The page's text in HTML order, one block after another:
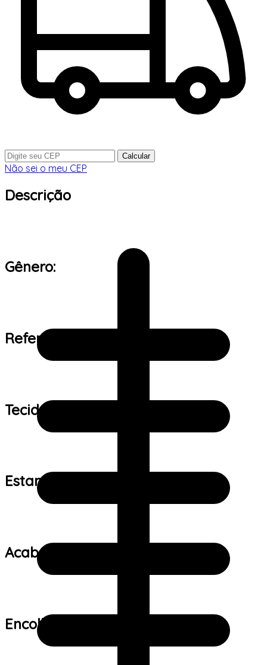
Calcular
Não sei o meu CEP
Descrição
Gênero:
Referência de tamanho:
Tecido:
Estampa:
Acabamento:
Encolhimento: